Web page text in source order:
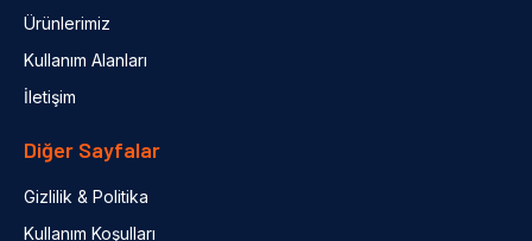
Ürünlerimiz
Kullanım Alanları
İletişim
Diğer Sayfalar
Gizlilik & Politika
Kullanım Koşulları